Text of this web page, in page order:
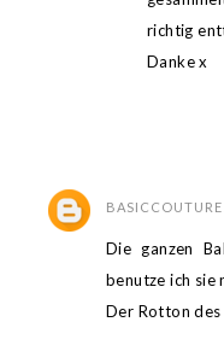
richtig
Danke x
BASICCOUTURE
Die ganzen
benutze ich sie
Der Rotton